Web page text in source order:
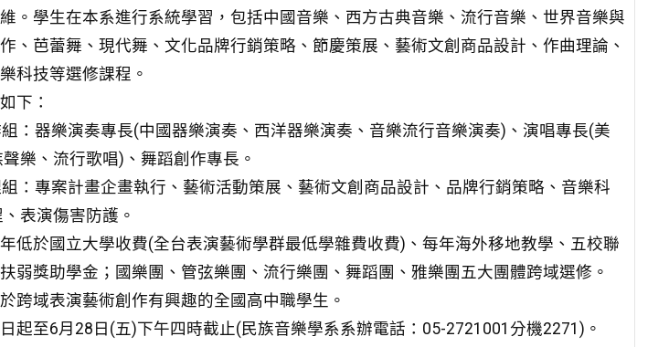
。學生在本系進行系統學習，包括中國音樂、西方古典音樂、流行音樂、世界音樂與
、芭蕾舞、現代舞、文化品牌行銷策略、節慶策展、藝術文創商品設計、作曲理論、
科技等選修課程。
下：
：器樂演奏專長(中國器樂演奏、西洋器樂演奏、音樂流行音樂演奏)、演唱專長(美
樂、流行歌唱)、舞蹈創作專長。
：專案計畫企畫執行、藝術活動策展、藝術文創商品設計、品牌行銷策略、音樂科
表演傷害防護。
低於國立大學收費(全台表演藝術學群最低學雜費收費)、每年海外移地教學、五校聯
弱獎助學金；國樂團、管弦樂團、流行樂團、舞蹈團、雅樂團五大團體跨域選修。
跨域表演藝術創作有興趣的全國高中職學生。
起至6月28日(五)下午四時截止(民族音樂學系系辦電話：05-2721001分機2271)。